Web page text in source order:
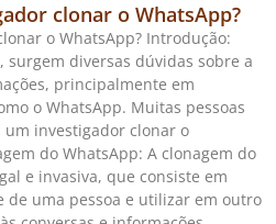
clonar o WhatsApp?
o WhatsApp? Introdução:
surgem diversas dúvidas sobre a
principalmente em
o WhatsApp. Muitas pessoas
um investigador clonar o
do WhatsApp: A clonagem do
e invasiva, que consiste em
uma pessoa e utilizar em outro